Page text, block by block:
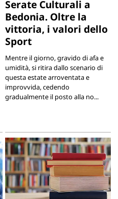
Serate Culturali a
Bedonia. Oltre la
vittoria, i valori dello
Sport
Mentre il giorno, gravido di afa e
umidità, si ritira dallo scenario di
questa estate arroventata e
improvvida, cedendo
gradualmente il posto alla no...